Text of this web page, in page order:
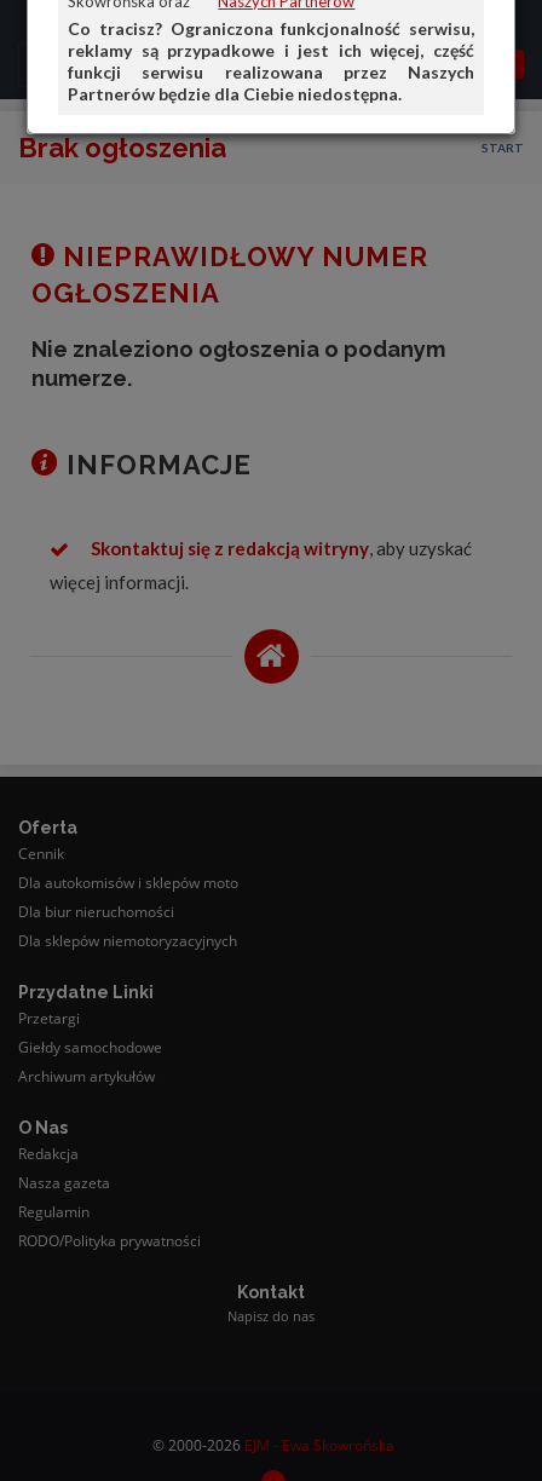
Co tracisz? Ograniczona funkcjonalność serwisu,
reklamy są przypadkowe i jest ich więcej, część
funkcji serwisu realizowana przez Naszych
Partnerów będzie dla Ciebie niedostępna.
MENU MOJA AG
Brak ogłoszenia START
NIEPRAWIDŁOWY NUMER
OGŁOSZENIA
Nie znaleziono ogłoszenia o podanym
numerze.
INFORMACJE
Skontaktuj się z redakcją witryny, aby uzyskać
więcej informacji.
Oferta
Cennik
Dla autokomisów i sklepów moto
Dla biur nieruchomości
Dla sklepów niemotoryzacyjnych
Przydatne Linki
Przetargi
Giełdy samochodowe
Archiwum artykułów
O Nas
Redakcja
Nasza gazeta
Regulamin
RODO/Polityka prywatności
Kontakt
Napisz do nas
© 2000-2026 EJM - Ewa Skowrońska